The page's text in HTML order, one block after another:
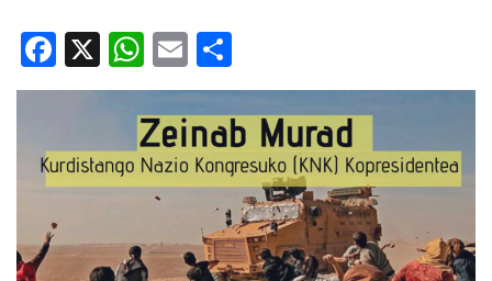
Facebook
X WhatsApp
Email